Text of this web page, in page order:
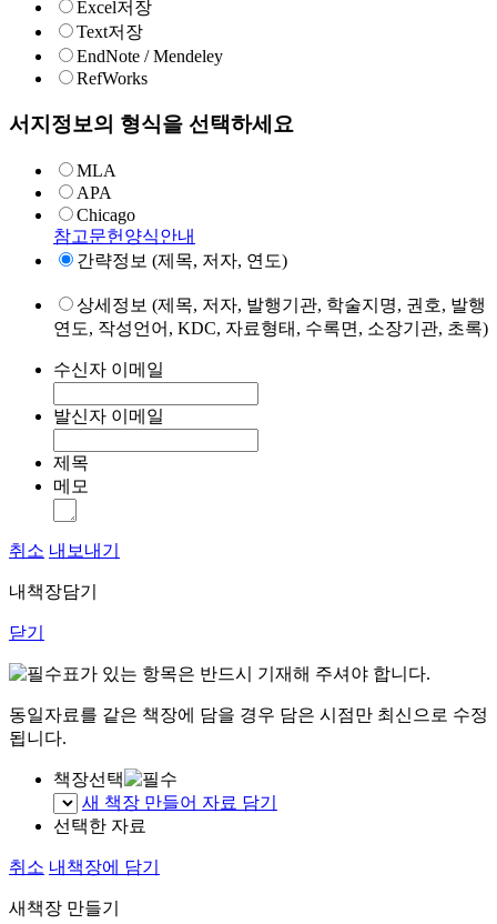
Excel저장
Text저장
EndNote / Mendeley
RefWorks
서지정보의 형식을 선택하세요
MLA
APA
Chicago
참고문헌양식안내
간략정보 (제목, 저자, 연도)
상세정보 (제목, 저자, 발행기관, 학술지명, 권호, 발행
연도, 작성언어, KDC, 자료형태, 수록면, 소장기관, 초록)
수신자 이메일
발신자 이메일
제목
메모
취소 내보내기
내책장담기
닫기
표가 있는 항목은 반드시 기재해 주셔야 합니다.
동일자료를 같은 책장에 담을 경우 담은 시점만 최신으로 수정
됩니다.
책장선택
새 책장 만들어 자료 담기
선택한 자료
취소 내책장에 담기
새책장 만들기